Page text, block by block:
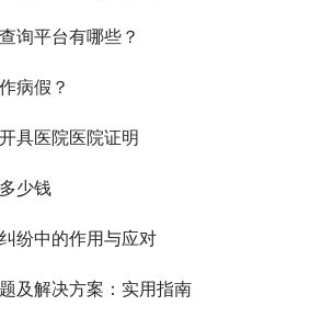
询平台有哪些？
病假？
具医院医院证明
少钱
纷中的作用与应对
及解决方案：实用指南